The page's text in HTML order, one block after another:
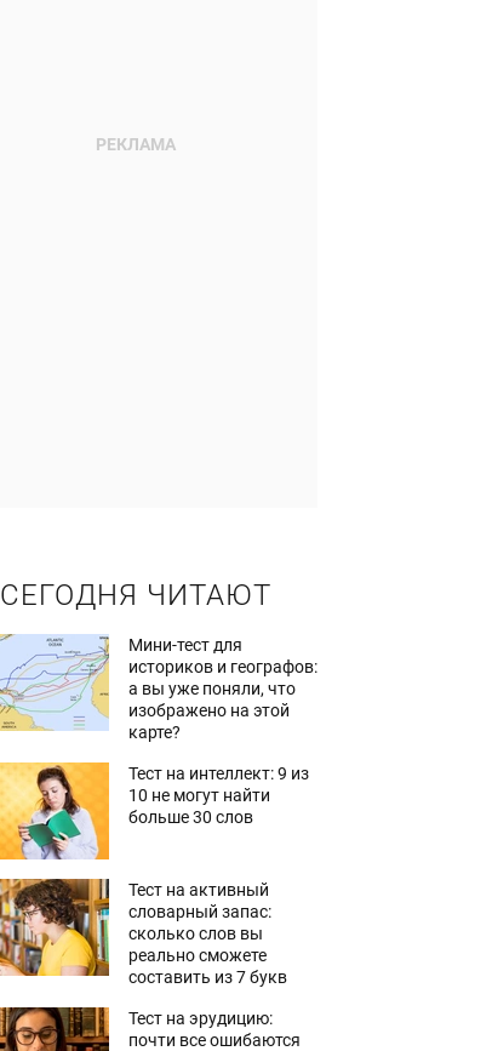
СЕГОДНЯ ЧИТАЮТ
Мини-тест для
историков и географов:
а вы уже поняли, что
изображено на этой
карте?
Тест на интеллект: 9 из
10 не могут найти
больше 30 слов
Тест на активный
словарный запас:
сколько слов вы
реально сможете
составить из 7 букв
Тест на эрудицию:
почти все ошибаются